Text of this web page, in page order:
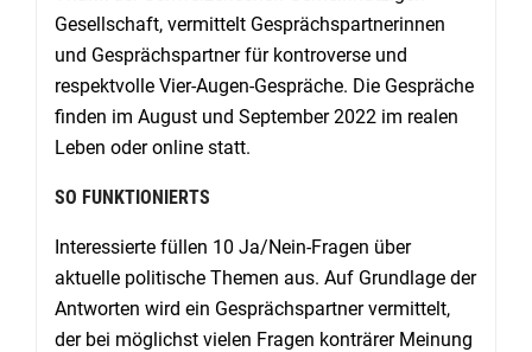
Gesellschaft, vermittelt Gesprächspartnerinnen
und Gesprächspartner für kontroverse und
respektvolle Vier-Augen-Gespräche. Die Gespräche
finden im August und September 2022 im realen
Leben oder online statt.
SO FUNKTIONIERTS
Interessierte füllen 10 Ja/Nein-Fragen über
aktuelle politische Themen aus. Auf Grundlage der
Antworten wird ein Gesprächspartner vermittelt,
der bei möglichst vielen Fragen konträrer Meinung